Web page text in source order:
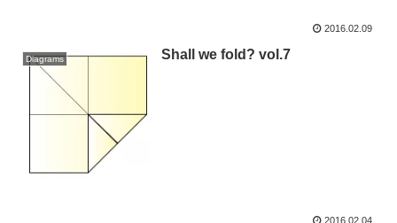
2016.02.09
Diagrams Shall we fold? vol.7
2016.02.04